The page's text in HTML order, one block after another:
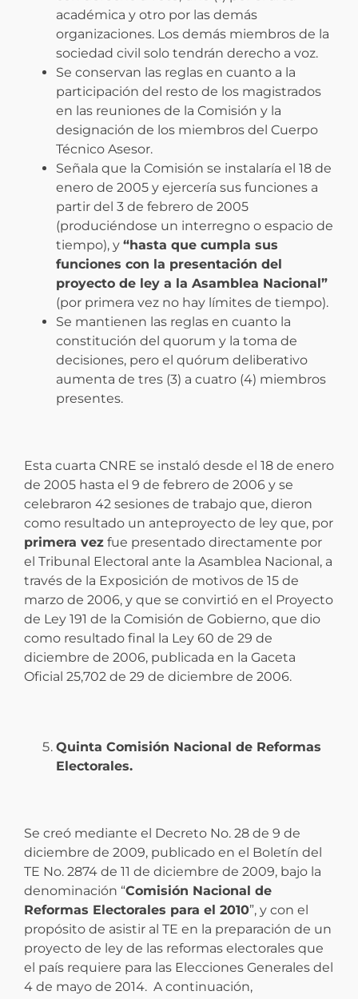
académica y otro por las demás
organizaciones. Los demás miembros de la
sociedad civil solo tendrán derecho a voz.
Se conservan las reglas en cuanto a la
participación del resto de los magistrados
en las reuniones de la Comisión y la
designación de los miembros del Cuerpo
Técnico Asesor.
Señala que la Comisión se instalaría el 18 de
enero de 2005 y ejercería sus funciones a
partir del 3 de febrero de 2005
(produciéndose un interregno o espacio de
tiempo), y “hasta que cumpla sus
funciones con la presentación del
proyecto de ley a la Asamblea Nacional”
(por primera vez no hay límites de tiempo).
Se mantienen las reglas en cuanto la
constitución del quorum y la toma de
decisiones, pero el quórum deliberativo
aumenta de tres (3) a cuatro (4) miembros
presentes.
Esta cuarta CNRE se instaló desde el 18 de enero
de 2005 hasta el 9 de febrero de 2006 y se
celebraron 42 sesiones de trabajo que, dieron
como resultado un anteproyecto de ley que, por
primera vez fue presentado directamente por
el Tribunal Electoral ante la Asamblea Nacional, a
través de la Exposición de motivos de 15 de
marzo de 2006, y que se convirtió en el Proyecto
de Ley 191 de la Comisión de Gobierno, que dio
como resultado final la Ley 60 de 29 de
diciembre de 2006, publicada en la Gaceta
Oficial 25,702 de 29 de diciembre de 2006.
Quinta Comisión Nacional de Reformas
Electorales.
Se creó mediante el Decreto No. 28 de 9 de
diciembre de 2009, publicado en el Boletín del
TE No. 2874 de 11 de diciembre de 2009, bajo la
denominación “Comisión Nacional de
Reformas Electorales para el 2010”, y con el
propósito de asistir al TE en la preparación de un
proyecto de ley de las reformas electorales que
el país requiere para las Elecciones Generales del
4 de mayo de 2014. A continuación,